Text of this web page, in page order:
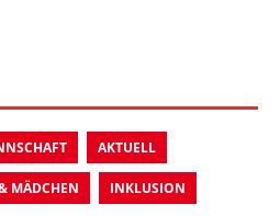
AKTUELL
MÄDCHEN INKLUSION